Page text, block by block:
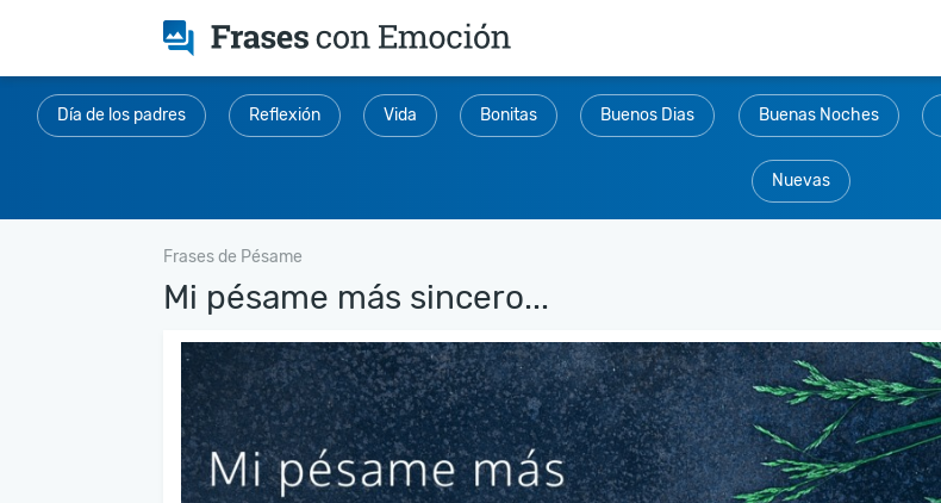
Día de los padres Reflexión Vida Bonitas Buenos Dias Buenas Noches
Nuevas
Frases de Pésame
Mi pésame más sincero...